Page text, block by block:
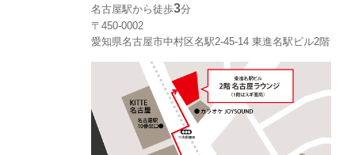
名古屋駅から徒歩3分
〒450-0002
愛知県名古屋市中村区名駅2-45-14 東進名駅ビル2階